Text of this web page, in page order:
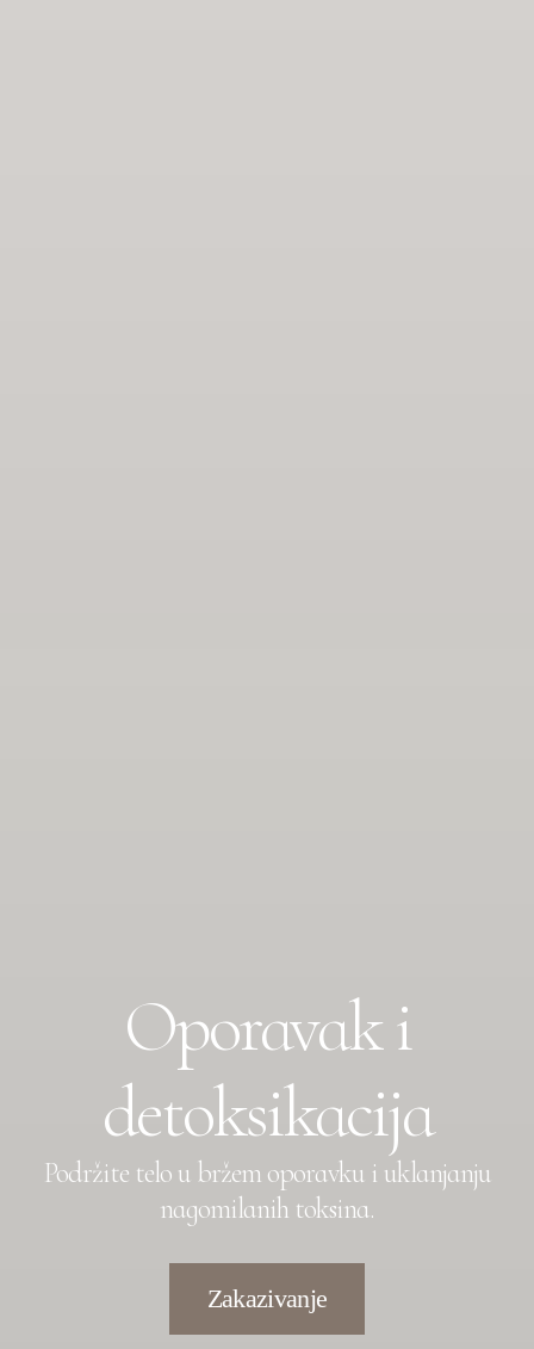
Oporavak i
detoksikacija
Podržite telo u bržem oporavku i uklanjanju
nagomilanih toksina.
Zakazivanje